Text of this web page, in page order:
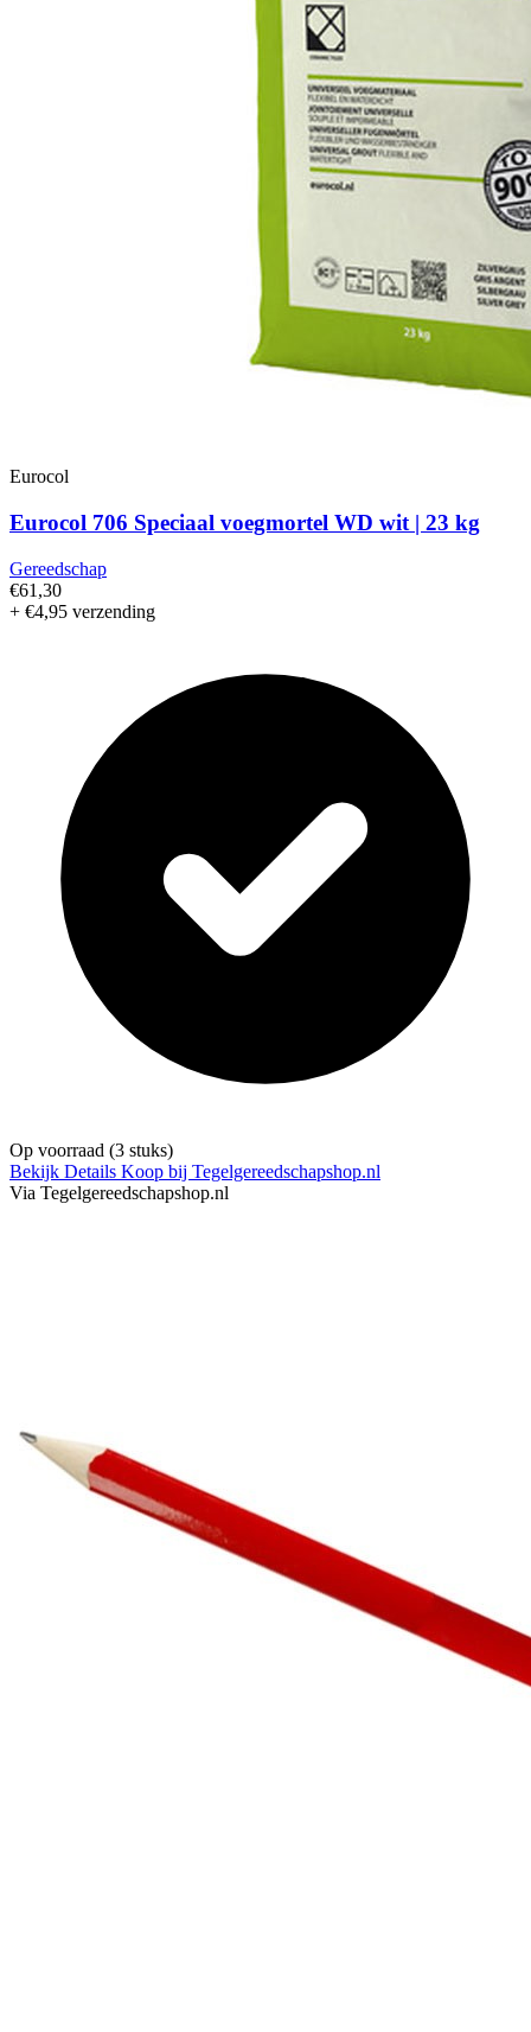
Eurocol
Eurocol 706 Speciaal voegmortel WD wit | 23 kg
Gereedschap
€61,30
+ €4,95 verzending
Op voorraad (3 stuks)
Bekijk Details Koop bij Tegelgereedschapshop.nl
Via Tegelgereedschapshop.nl